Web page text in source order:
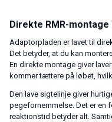
Direkte RMR-
Adaptorpladen er lavet til
Det betyder, at du kan
En direkte montage giver
kommer tættere på løbet,
Den lave sigtelinje giver
pegefornemmelse. Det er en
reaktionstid betyder alt.